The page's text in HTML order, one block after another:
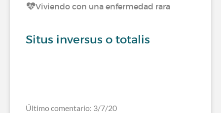
Viviendo con una enfermedad rara
Situs inversus o totalis
Último comentario: 3/7/20